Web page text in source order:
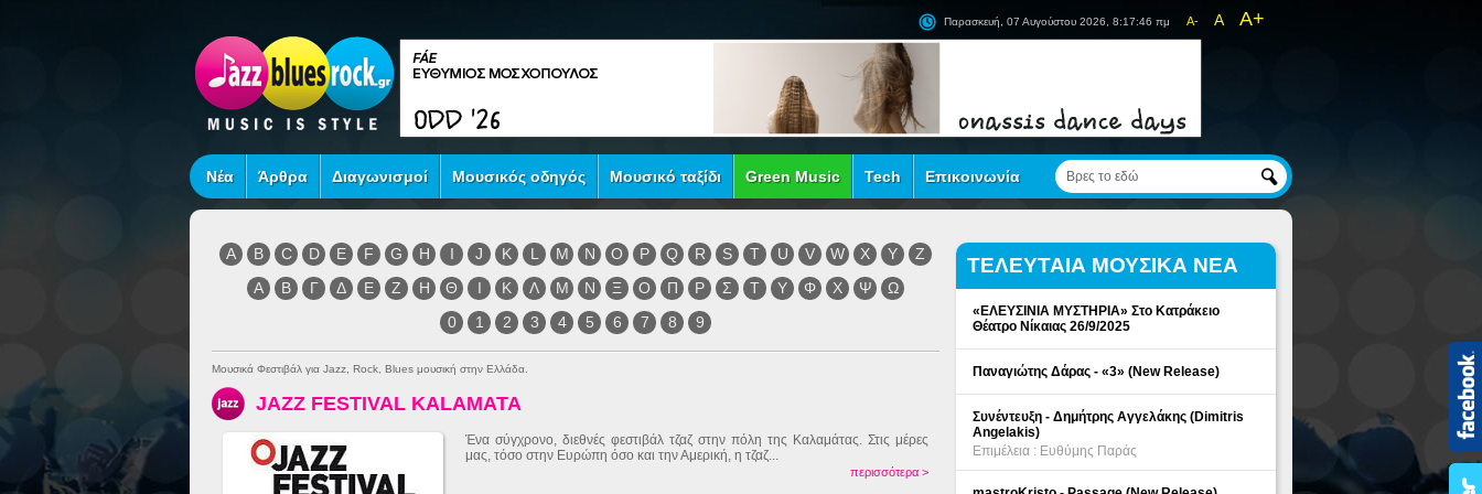
A- A A+
Παρασκευή, 07 Αυγούστου 2026, 8:17:46 πμ
Νέα Άρθρα Διαγωνισμοί Μουσικός οδηγός Μουσικό ταξίδι Green Music Tech Επικοινωνία
A B C D E F G H I J K L M N O P Q R S T U V W X Y
Z
Α
Β Γ Δ Ε Ζ Η Θ Ι Κ Λ Μ Ν Ξ Ο Π Ρ Σ Τ Υ Φ Χ Ψ
Ω
0
1 2 3 4 5 6 7 8 9
Μουσικά Φεστιβάλ για Jazz, Rock, Blues μουσική στην Ελλάδα.
JAZZ FESTIVAL KALAMATA
Ένα σύγχρονο, διεθνές φεστιβάλ τζαζ στην πόλη της Καλαμάτας. Στις μέρες
μας, τόσο στην Ευρώπη όσο και την Αμερική, η τζαζ...
περισσότερα >
ΤΕΛΕΥΤΑΙΑ ΜΟΥΣΙΚΑ ΝΕΑ
«ΕΛΕΥΣΙΝΙΑ ΜΥΣΤΗΡΙΑ» Στο Κατράκειο
Θέατρο Νίκαιας 26/9/2025
Παναγιώτης Δάρας - «3» (New Release)
Συνέντευξη - Δημήτρης Αγγελάκης (Dimitris
Angelakis)
Επιμέλεια : Ευθύμης Παράς